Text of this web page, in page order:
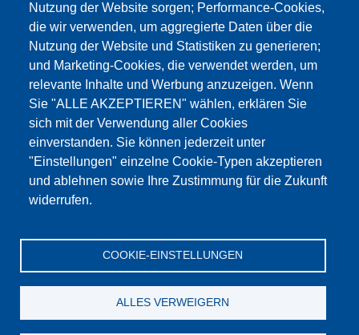
Nutzung der Website sorgen; Performance-Cookies,
die wir verwenden, um aggregierte Daten über die
Nutzung der Website und Statistiken zu generieren;
und Marketing-Cookies, die verwendet werden, um
relevante Inhalte und Werbung anzuzeigen. Wenn
Sie "ALLE AKZEPTIEREN" wählen, erklären Sie
sich mit der Verwendung aller Cookies
einverstanden. Sie können jederzeit unter
"Einstellungen" einzelne Cookie-Typen akzeptieren
und ablehnen sowie Ihre Zustimmung für die Zukunft
widerrufen.
COOKIE-EINSTELLUNGEN
ALLES VERWEIGERN
Этот материал заблокирован, потому что
файлы cookie Google Maps не были приняты.
НЕОБХОДИМО ПРИНЯТЬ ТОЛЬКО
ФАЙЛЫ COOKIE GOOGLE MAPS.
Alle Cookies akzeptieren